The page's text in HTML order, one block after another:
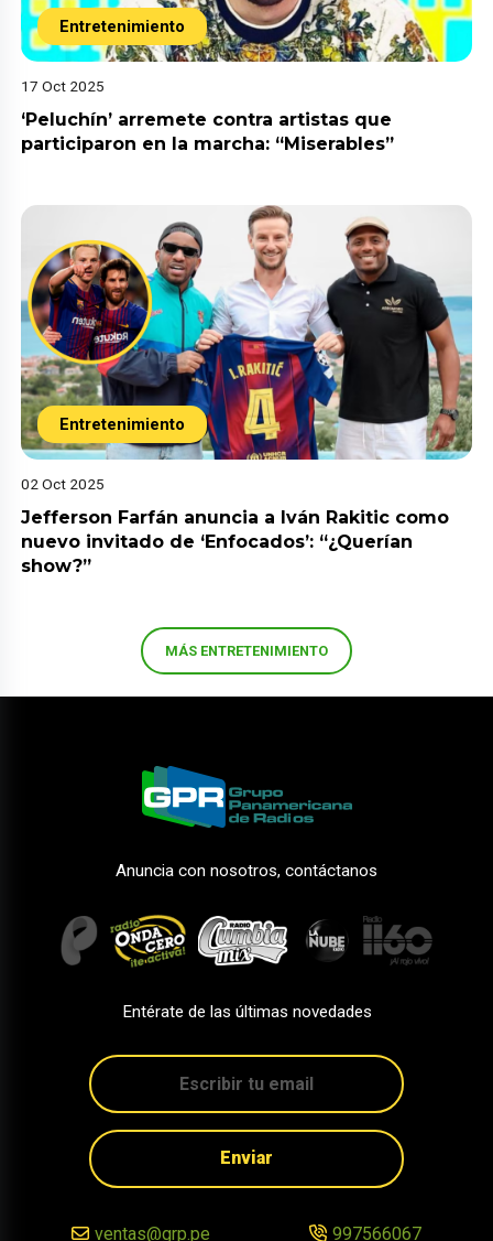
Entretenimiento
17 Oct 2025
‘Peluchín’ arremete contra artistas que
participaron en la marcha: “Miserables”
Entretenimiento
02 Oct 2025
Jefferson Farfán anuncia a Iván Rakitic como
nuevo invitado de ‘Enfocados’: “¿Querían
show?”
MÁS ENTRETENIMIENTO
Anuncia con nosotros, contáctanos
Entérate de las últimas novedades
Enviar
ventas@grp.pe 997566067